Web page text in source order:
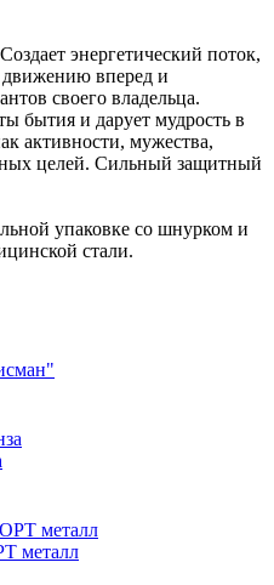
энергетический поток,
вперед и
своего владельца.
бытия и дарует мудрость в
активности, мужества,
целей. Сильный защитный
упаковке со шнурком и
стали.
металл